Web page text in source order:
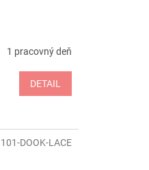
1 pracovný deň
DETAIL
101-DOOK-LACE